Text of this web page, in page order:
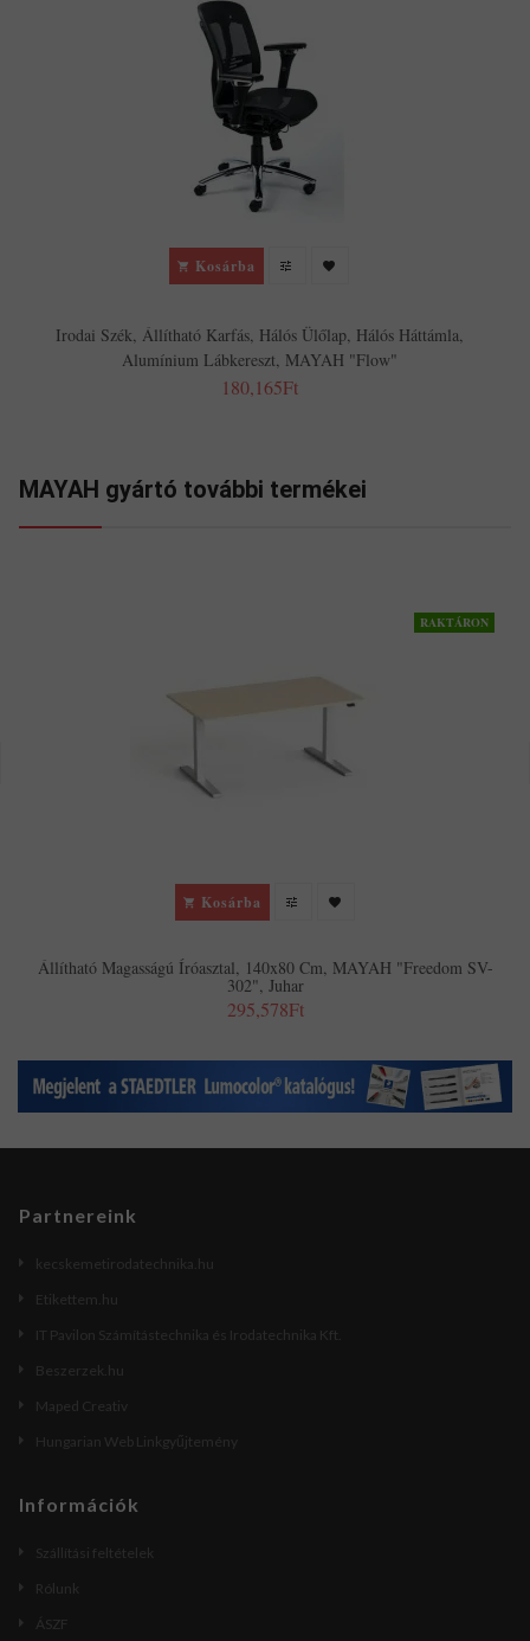
Kosárba
Irodai Szék, Állítható Karfás, Hálós Ülőlap, Hálós Háttámla,
Alumínium Lábkereszt, MAYAH "Flow"
180,165Ft
MAYAH gyártó további termékei
RAKTÁRON
Kosárba
Állítható Magasságú Íróasztal, 140x80 Cm, MAYAH "Freedom SV-
302", Juhar
295,578Ft
Partnereink
kecskemetirodatechnika.hu
Etikettem.hu
IT Pavilon Számítástechnika és Irodatechnika Kft.
Beszerzek.hu
Maped Creativ
Hungarian Web Linkgyűjtemény
Információk
Szállítási feltételek
Rólunk
ÁSZF